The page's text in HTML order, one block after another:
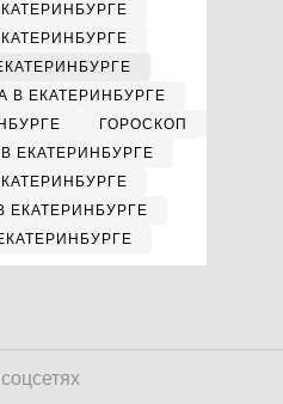
В ЕКАТЕРИНБУРГЕ
ГОРОСКОП
ЕКАТЕРИНБУРГЕ
ЕКАТЕРИНБУРГЕ